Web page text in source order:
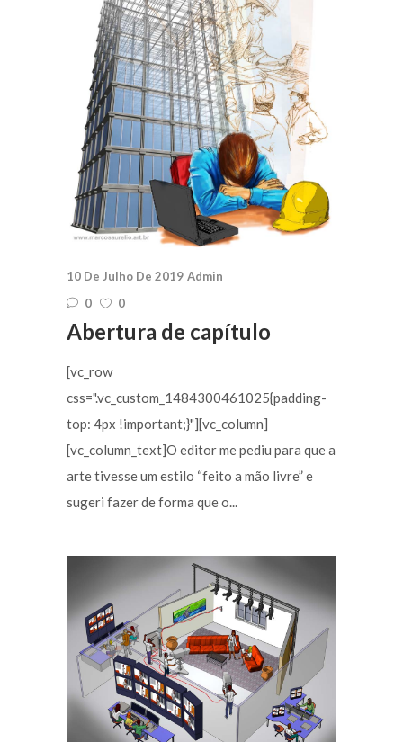
10 De Julho De 2019 Admin
0
0
Abertura de capítulo
[vc_row
css=".vc_custom_1484300461025{padding-
top: 4px !important;}"][vc_column]
[vc_column_text]O editor me pediu para que a
arte tivesse um estilo “feito a mão livre” e
sugeri fazer de forma que o...